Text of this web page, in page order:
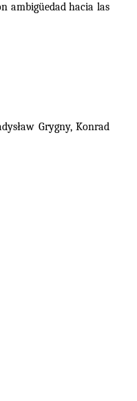
ambigüedad hacia las
Grygny, Konrad